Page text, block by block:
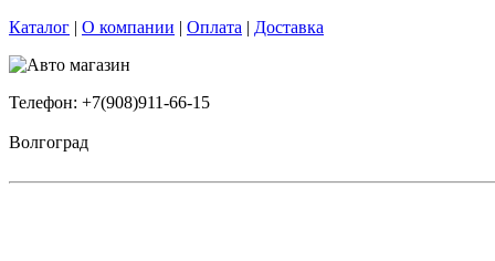
Каталог | О компании | Оплата | Доставка
Телефон: +7(908)911-66-15
Волгоград